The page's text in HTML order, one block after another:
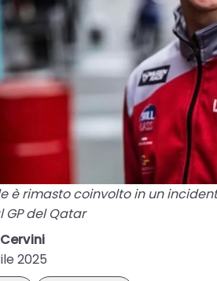
è rimasto coinvolto in un
del Qatar
2025